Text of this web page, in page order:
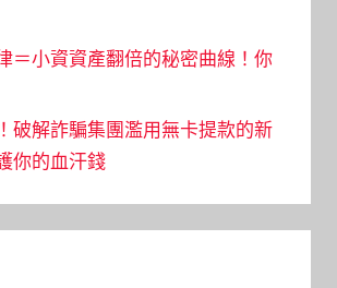
＝小資資產翻倍的秘密曲線！你
破解詐騙集團濫用無卡提款的新
你的血汗錢